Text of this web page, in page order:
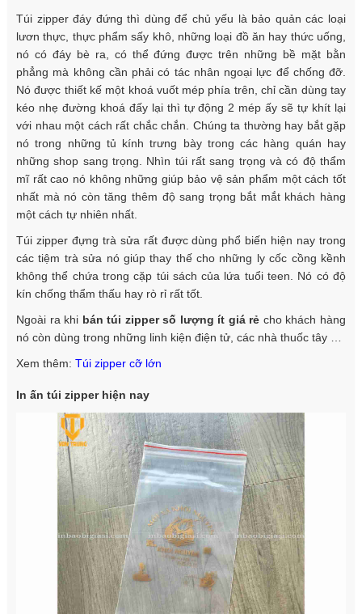
Túi zipper đáy đứng thì dùng để chủ yếu là bảo quản các loại
lươn thực, thực phẩm sấy khô, những loại đồ ăn hay thức uống,
nó có đáy bè ra, có thể đứng được trên những bề mặt bằn
phẳng mà không cần phải có tác nhân ngoại lực để chống đỡ.
Nó được thiết kế một khoá vuốt mép phía trên, chỉ cần dùng tay
kéo nhẹ đường khoá đấy lại thì tự động 2 mép ấy sẽ tự khít lại
với nhau một cách rất chắc chắn. Chúng ta thường hay bắt gặp
nó trong những tủ kính trưng bày trong các hàng quán hay
những shop sang trọng. Nhìn túi rất sang trọng và có độ thẩm
mĩ rất cao nó không những giúp bảo vệ sản phẩm một cách tốt
nhất mà nó còn tăng thêm độ sang trọng bắt mắt khách hàng
một cách tự nhiên nhất.
Túi zipper đựng trà sửa rất được dùng phổ biến hiện nay trong
các tiệm trà sửa nó giúp thay thế cho những ly cốc cồng kềnh
không thể chứa trong cặp túi sách của lứa tuổi teen. Nó có độ
kín chống thẩm thấu hay rò rỉ rất tốt.
Ngoài ra khi bán túi zipper số lượng ít giá rẻ cho khách hàng
nó còn dùng trong những linh kiện điện tử, các nhà thuốc tây …
Xem thêm: Túi zipper cỡ lớn
In ấn túi zipper hiện nay